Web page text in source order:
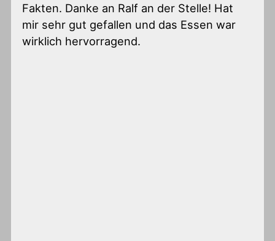
Fakten. Danke an Ralf an der Stelle! Hat
mir sehr gut gefallen und das Essen war
wirklich hervorragend.